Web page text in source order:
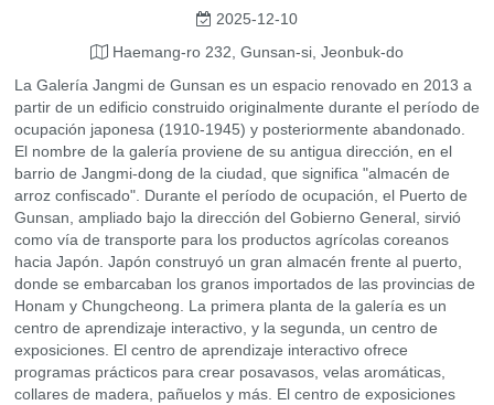
2025-12-10
Haemang-ro 232, Gunsan-si, Jeonbuk-do
La Galería Jangmi de Gunsan es un espacio renovado en 2013 a
partir de un edificio construido originalmente durante el período de
ocupación japonesa (1910-1945) y posteriormente abandonado.
El nombre de la galería proviene de su antigua dirección, en el
barrio de Jangmi-dong de la ciudad, que significa "almacén de
arroz confiscado". Durante el período de ocupación, el Puerto de
Gunsan, ampliado bajo la dirección del Gobierno General, sirvió
como vía de transporte para los productos agrícolas coreanos
hacia Japón. Japón construyó un gran almacén frente al puerto,
donde se embarcaban los granos importados de las provincias de
Honam y Chungcheong. La primera planta de la galería es un
centro de aprendizaje interactivo, y la segunda, un centro de
exposiciones. El centro de aprendizaje interactivo ofrece
programas prácticos para crear posavasos, velas aromáticas,
collares de madera, pañuelos y más. El centro de exposiciones